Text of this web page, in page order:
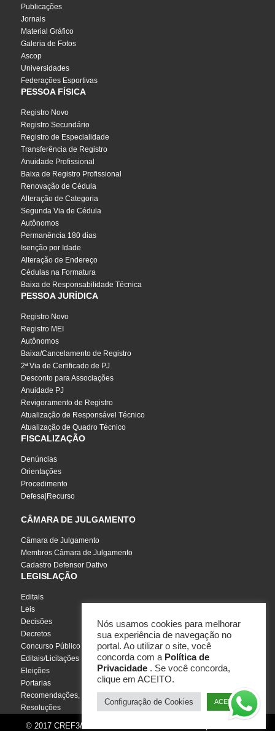
Publicações
Jornais
Material Gráfico
Galeria de Fotos
Ascop
Universidades
Federações Esportivas
PESSOA FÍSICA
Registro Novo
Registro Secundário
Registro de Especialidade
Transferência de Registro
Anuidade Profissional
Baixa de Registro Profissional
Renovação de Cédula
Alteração de Categoria
Segunda Via de Cédula
Autônomos
Permanência 180 dias
Isenção por Idade
Alteração de Endereço
Cédulas na Formatura
Baixa de Responsabilidade Técnica
PESSOA JURÍDICA
Registro Novo
Registro MEI
Autônomos
Baixa/Cancelamento de Registro
2ª Via de Certificado de PJ
Desconto para Associações
Anuidade PJ
Revigoramento de Registro
Atualização de Responsável Técnico
Atualização de Quadro Técnico
FISCALIZAÇÃO
Denúncias
Orientações
Procedimento
Defesa|Recurso
CÂMARA DE JULGAMENTO
Câmara de Julgamento
Membros Câmara de Julgamento
Cadastro Defensor Dativo
LEGISLAÇÃO
Editais
Leis
Decisões
Decretos
Concurso Público
Editais/Licitações
Eleições
Portarias
Recomendações, Pareceres e Notas
Resoluções
© 2017 CREF3/SC - Todos os direitos reservados | Por
Nós usamos cookies para melhorar
sua experiência de navegação no
portal. Ao utilizar o site, você
concorda com a Política de
Privacidade . Se você concorda,
clique em ACEITO.
Configuração de Cookies ACEITO